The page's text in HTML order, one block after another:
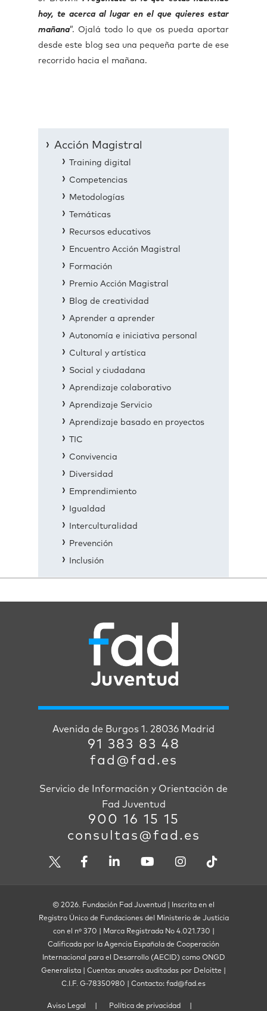
hoy, te acerca al lugar en el que quieres estar
mañana”. Ojalá todo lo que os pueda aportar
desde este blog sea una pequeña parte de ese
recorrido hacia el mañana.
Acción Magistral
Training digital
Competencias
Metodologías
Temáticas
Recursos educativos
Encuentro Acción Magistral
Formación
Premio Acción Magistral
Blog de creatividad
Aprender a aprender
Autonomía e iniciativa personal
Cultural y artística
Social y ciudadana
Aprendizaje colaborativo
Aprendizaje Servicio
Aprendizaje basado en proyectos
TIC
Convivencia
Diversidad
Emprendimiento
Igualdad
Interculturalidad
Prevención
Inclusión
Avenida de Burgos 1. 28036 Madrid
91 383 83 48
fad@fad.es
Servicio de Información y Orientación de
Fad Juventud
900 16 15 15
consultas@fad.es
© 2026. Fundación Fad Juventud | Inscrita en el
Registro Único de Fundaciones del Ministerio de Justicia
con el nº 370 | Marca Registrada No 4.021.730 |
Calificada por la Agencia Española de Cooperación
Internacional para el Desarrollo (AECID) como ONGD
Generalista | Cuentas anuales auditadas por Deloitte |
C.I.F. G-78350980 | Contacto: fad@fad.es
Aviso Legal Política de privacidad